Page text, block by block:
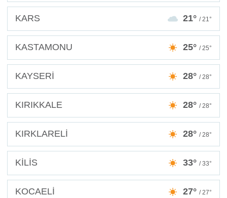
KARS 21° / 21°
KASTAMONU 25° / 25°
KAYSERİ 28° / 28°
KIRIKKALE 28° / 28°
KIRKLARELİ 28° / 28°
KİLİS 33° / 33°
KOCAELİ 27° / 27°